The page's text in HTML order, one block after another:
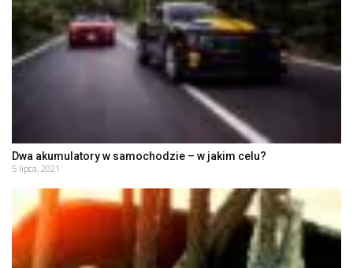
Dwa akumulatory w samochodzie – w jakim celu?
5 lipca, 2021